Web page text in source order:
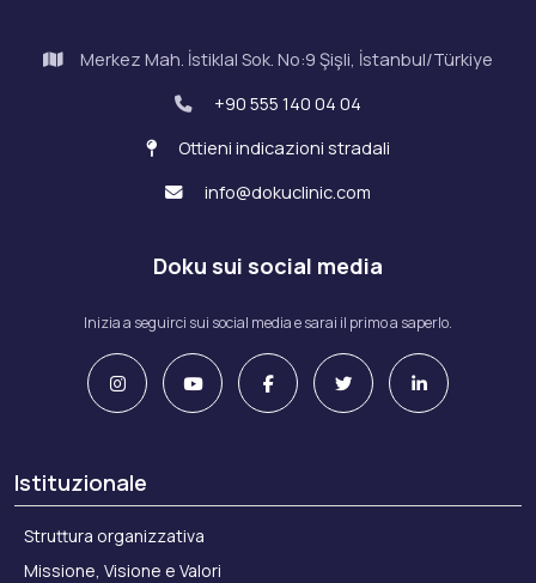
Merkez Mah. İstiklal Sok. No:9 Şişli, İstanbul/Türkiye
+90 555 140 04 04
Ottieni indicazioni stradali
info@dokuclinic.com
Doku sui social media
Inizia a seguirci sui social media e sarai il primo a saperlo.
Istituzionale
Struttura organizzativa
Missione, Visione e Valori